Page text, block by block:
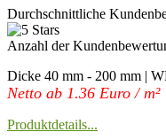
Durchschnittliche
Anzahl der
Dicke 40 mm - 200 mm |
Netto ab 1.36 Euro / m²
Produktdetails...